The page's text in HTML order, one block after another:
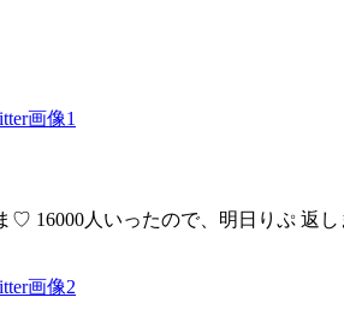
16000人いったので、明日りぷ 返しま